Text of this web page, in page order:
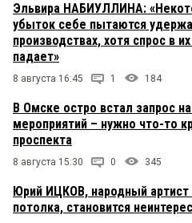
Эльвира НАБИУЛЛИНА:
убыток себе пытаются
производствах, хотя спрос в
падает»
8 августа 16:45 1 184
В Омске остро встал запрос
мероприятий – нужно что-то
проспекта
8 августа 15:30 0 345
Юрий ИЦКОВ, народный
потолка, становится